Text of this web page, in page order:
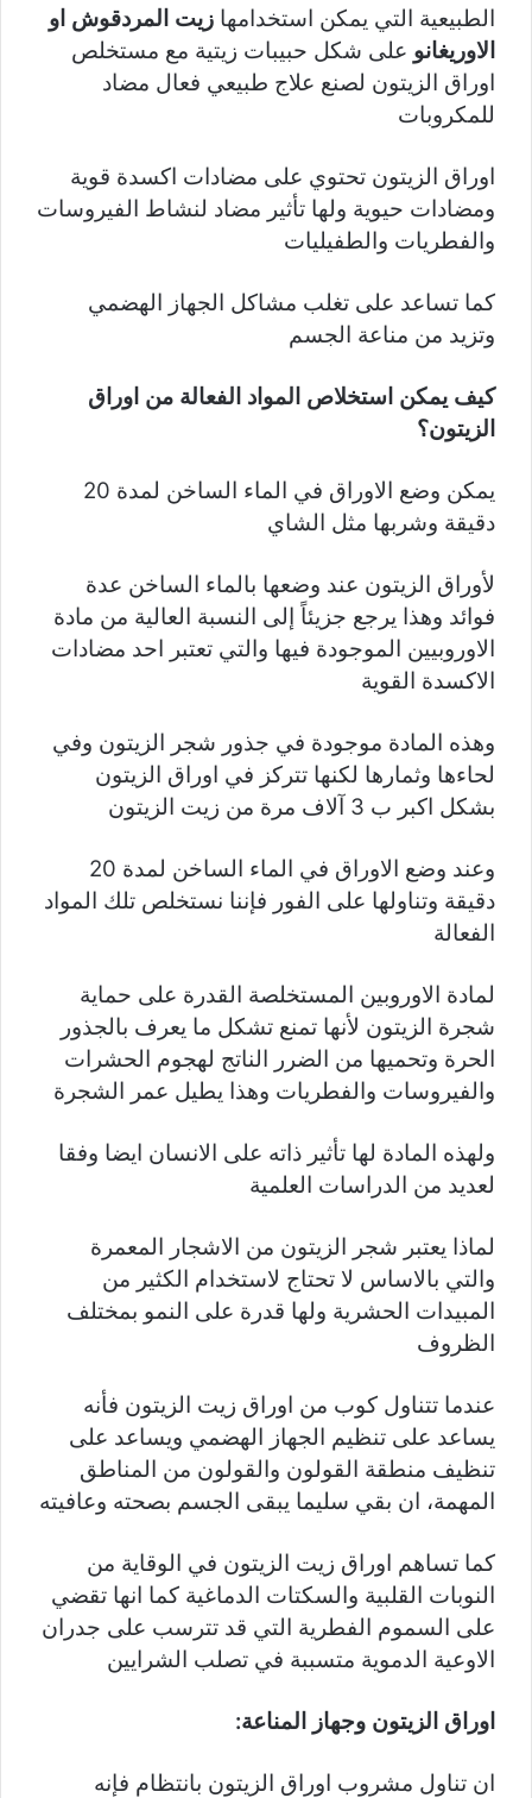
الطبيعية التي يمكن استخدامها زيت المردقوش او
الاوريغانو على شكل حبيبات زيتية مع مستخلص
اوراق الزيتون لصنع علاج طبيعي فعال مضاد
للمكروبات
اوراق الزيتون تحتوي على مضادات اكسدة قوية
ومضادات حيوية ولها تأثير مضاد لنشاط الفيروسات
والفطريات والطفيليات
كما تساعد على تغلب مشاكل الجهاز الهضمي
وتزيد من مناعة الجسم
كيف يمكن استخلاص المواد الفعالة من اوراق
الزيتون؟
يمكن وضع الاوراق في الماء الساخن لمدة 20
دقيقة وشربها مثل الشاي
لأوراق الزيتون عند وضعها بالماء الساخن عدة
فوائد وهذا يرجع جزيئاً إلى النسبة العالية من مادة
الاوروبيين الموجودة فيها والتي تعتبر احد مضادات
الاكسدة القوية
وهذه المادة موجودة في جذور شجر الزيتون وفي
لحاءها وثمارها لكنها تتركز في اوراق الزيتون
بشكل اكبر ب 3 آلاف مرة من زيت الزيتون
وعند وضع الاوراق في الماء الساخن لمدة 20
دقيقة وتناولها على الفور فإننا نستخلص تلك المواد
الفعالة
لمادة الاوروبين المستخلصة القدرة على حماية
شجرة الزيتون لأنها تمنع تشكل ما يعرف بالجذور
الحرة وتحميها من الضرر الناتج لهجوم الحشرات
والفيروسات والفطريات وهذا يطيل عمر الشجرة
ولهذه المادة لها تأثير ذاته على الانسان ايضا وفقا
لعديد من الدراسات العلمية
لماذا يعتبر شجر الزيتون من الاشجار المعمرة
والتي بالاساس لا تحتاج لاستخدام الكثير من
المبيدات الحشرية ولها قدرة على النمو بمختلف
الظروف
عندما تتناول كوب من اوراق زيت الزيتون فأنه
يساعد على تنظيم الجهاز الهضمي ويساعد على
تنظيف منطقة القولون والقولون من المناطق
المهمة، ان بقي سليما يبقى الجسم بصحته وعافيته
كما تساهم اوراق زيت الزيتون في الوقاية من
النوبات القلبية والسكتات الدماغية كما انها تقضي
على السموم الفطرية التي قد تترسب على جدران
الاوعية الدموية متسببة في تصلب الشرايين
اوراق الزيتون وجهاز المناعة:
ان تناول مشروب اوراق الزيتون بانتظام فإنه